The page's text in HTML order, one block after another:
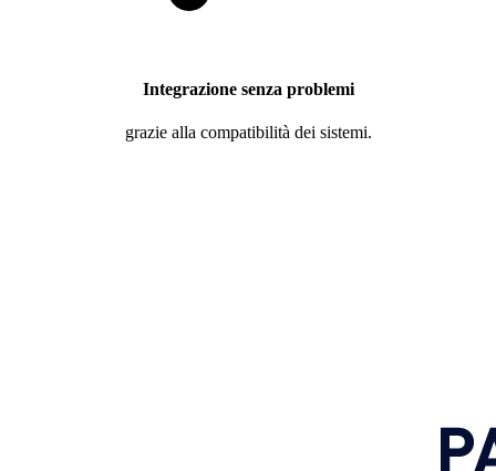
Integrazione senza problemi
grazie alla compatibilità dei sistemi.